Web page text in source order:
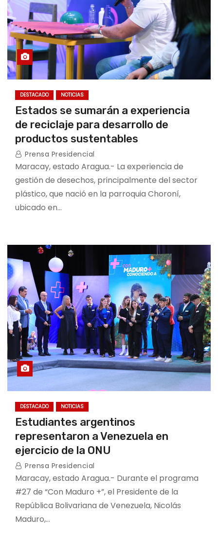
DESTACADO NOTICIAS
Estados se sumarán a experiencia
de reciclaje para desarrollo de
productos sustentables
Prensa Presidencial
Maracay, estado Aragua.- La experiencia de
gestión de desechos, principalmente del sector
plástico, que nació en la parroquia Choroní,
ubicado en…
DESTACADO NOTICIAS
Estudiantes argentinos
representaron a Venezuela en
ejercicio de la ONU
Prensa Presidencial
Maracay, estado Aragua.- Durante el programa
#27 de “Con Maduro +”, el Presidente de la
República Bolivariana de Venezuela, Nicolás
Maduro,…